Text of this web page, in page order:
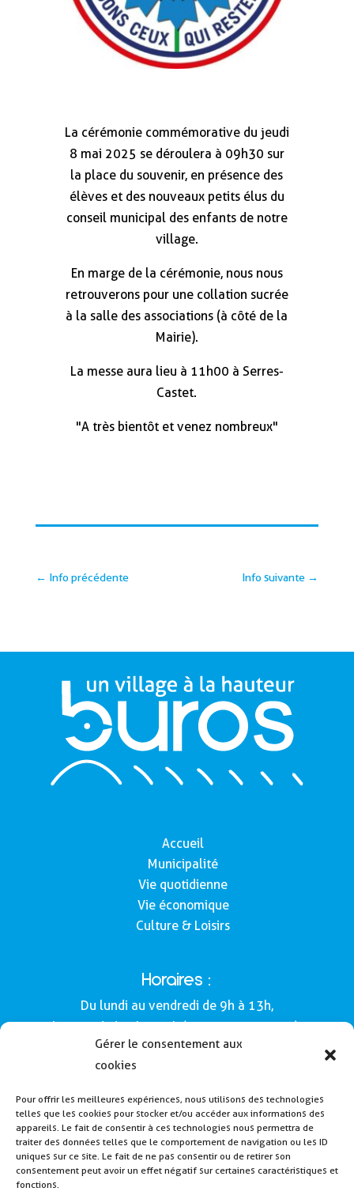
Gérer le consentement aux
cookies
Pour offrir les meilleures expériences, nous utilisons des technologies
telles que les cookies pour stocker et/ou accéder aux informations des
appareils. Le fait de consentir à ces technologies nous permettra de
traiter des données telles que le comportement de navigation ou les ID
uniques sur ce site. Le fait de ne pas consentir ou de retirer son
consentement peut avoir un effet négatif sur certaines caractéristiques et
fonctions.
La cérémonie commémorative du jeudi
8 mai 2025 se déroulera à 09h30 sur
la place du souvenir, en présence des
élèves et des nouveaux petits élus du
conseil municipal des enfants de notre
village.
En marge de la cérémonie, nous nous
retrouverons pour une collation sucrée
à la salle des associations (à côté de la
Mairie).
La messe aura lieu à 11h00 à Serres-
Castet.
"A très bientôt et venez nombreux"
← Info précédente Info suivante →
Accueil
Municipalité
Vie quotidienne
Vie économique
Culture & Loisirs
Horaires :
Du lundi au vendredi de 9h à 13h,
le samedi de 9h à 12h (Semaines impaires).
160, route de Morlàas
64160 - Buros
Tél : 05 59 62 54 49